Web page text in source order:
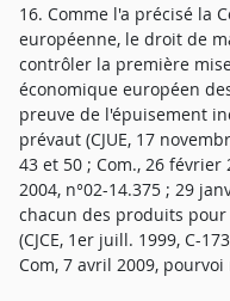
16. Comme l'a précisé la
européenne, le droit de
contrôler la première
économique européen
preuve de l'épuisement
prévaut (CJUE, 17
43 et 50 ; Com., 26 février
2004, n°02-14.375 ; 29
chacun des produits
(CJCE, 1er juill. 1999, C-
Com, 7 avril 2009, pourvoi